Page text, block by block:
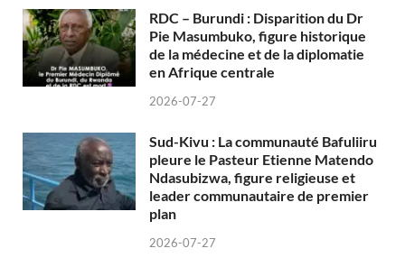
RDC – Burundi : Disparition du Dr
Pie Masumbuko, figure historique
de la médecine et de la diplomatie
en Afrique centrale
2026-07-27
Sud-Kivu : La communauté Bafuliiru
pleure le Pasteur Etienne Matendo
Ndasubizwa, figure religieuse et
leader communautaire de premier
plan
2026-07-27